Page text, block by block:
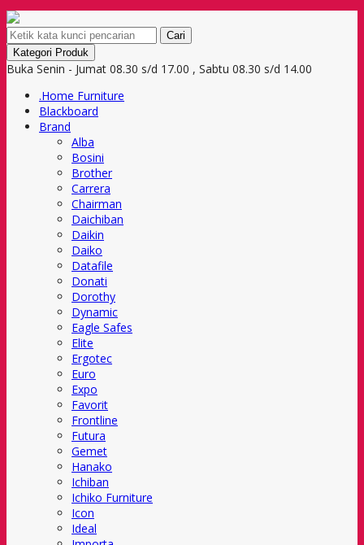
Cari
Kategori Produk
Buka Senin - Jumat 08.30 s/d 17.00 , Sabtu 08.30 s/d 14.00
.Home Furniture
Blackboard
Brand
Alba
Bosini
Brother
Carrera
Chairman
Daichiban
Daikin
Daiko
Datafile
Donati
Dorothy
Dynamic
Eagle Safes
Elite
Ergotec
Euro
Expo
Favorit
Frontline
Futura
Gemet
Hanako
Ichiban
Ichiko Furniture
Icon
Ideal